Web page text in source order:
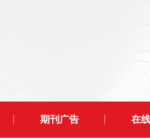
期刊广告 在